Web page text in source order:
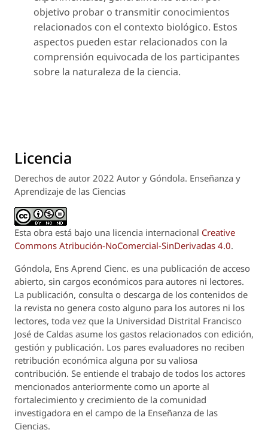
objetivo probar o transmitir conocimientos
relacionados con el contexto biológico. Estos
aspectos pueden estar relacionados con la
comprensión equivocada de los participantes
sobre la naturaleza de la ciencia.
Licencia
Derechos de autor 2022 Autor y Góndola. Enseñanza y
Aprendizaje de las Ciencias
Esta obra está bajo una licencia internacional Creative
Commons Atribución-NoComercial-SinDerivadas 4.0.
Góndola, Ens Aprend Cienc. es una publicación de acceso
abierto, sin cargos económicos para autores ni lectores.
La publicación, consulta o descarga de los contenidos de
la revista no genera costo alguno para los autores ni los
lectores, toda vez que la Universidad Distrital Francisco
José de Caldas asume los gastos relacionados con edición,
gestión y publicación. Los pares evaluadores no reciben
retribución económica alguna por su valiosa
contribución. Se entiende el trabajo de todos los actores
mencionados anteriormente como un aporte al
fortalecimiento y crecimiento de la comunidad
investigadora en el campo de la Enseñanza de las
Ciencias.